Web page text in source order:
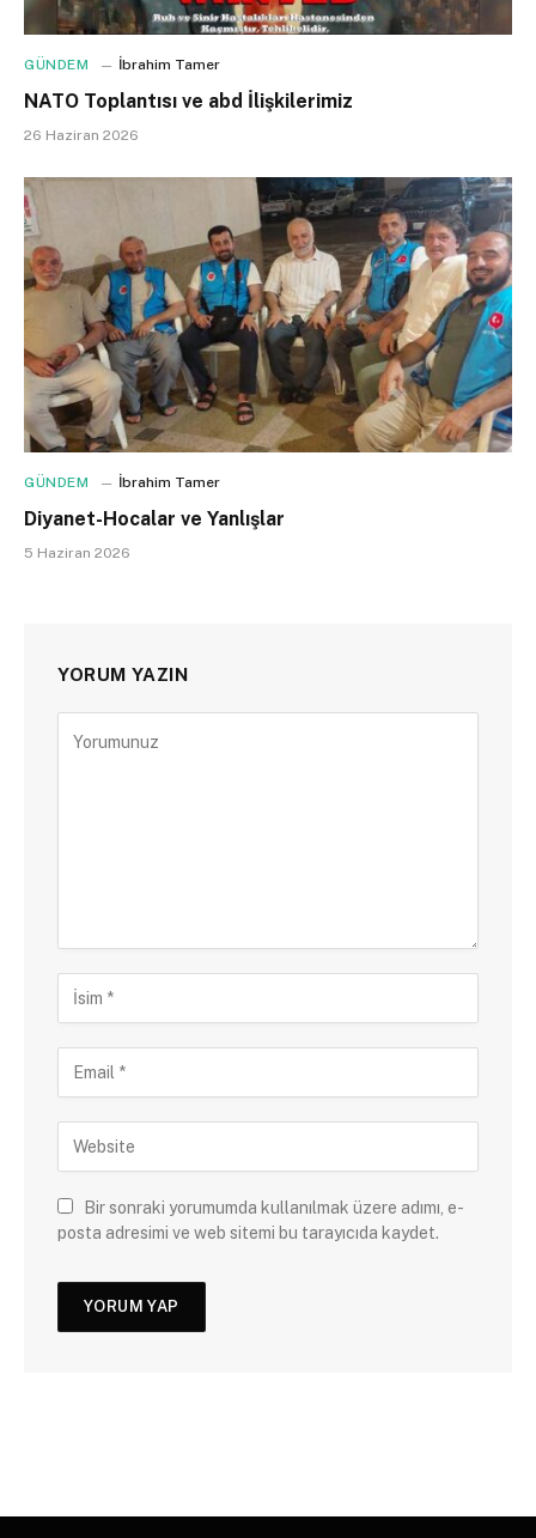
GÜNDEM İbrahim Tamer
NATO Toplantısı ve abd İlişkilerimiz
26 Haziran 2026
GÜNDEM İbrahim Tamer
Diyanet-Hocalar ve Yanlışlar
5 Haziran 2026
YORUM YAZIN
Bir sonraki yorumumda kullanılmak üzere adımı, e-
posta adresimi ve web sitemi bu tarayıcıda kaydet.